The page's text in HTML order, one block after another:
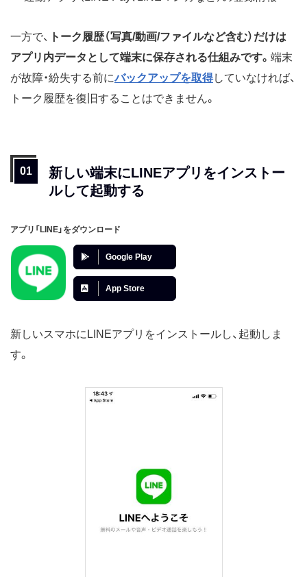
一方で、 トーク履歴（写真/動画/ファイルなど含む）だけは
アプリ内データとして端末に保存される仕組みです。 端末
が故障・紛失する前にバックアップを取得していなければ、
トーク履歴を復旧することはできません。
新しい端末にLINEアプリをインストー
ルして起動する
アプリ「LINE」をダウンロード
Google Play
App Store
新しいスマホにLINEアプリをインストールし、起動しま
す。